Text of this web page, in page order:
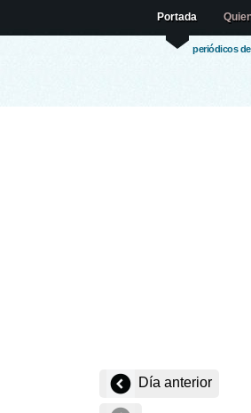
periódicos
Portada
Día anterior